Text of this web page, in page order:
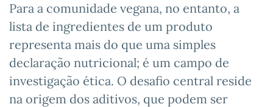
Para a comunidade vegana, no entanto, a
lista de ingredientes de um produto
representa mais do que uma simples
declaração nutricional; é um campo de
investigação ética. O desafio central reside
na origem dos aditivos, que podem ser